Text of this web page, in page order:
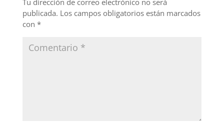
o
k
Tu dirección de correo electrónico no será
publicada. Los campos obligatorios están marcados
con *